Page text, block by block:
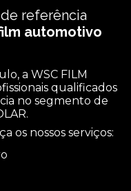
referência
automotivo
a WSC FILM
qualificados
no segmento de
os nossos serviços: